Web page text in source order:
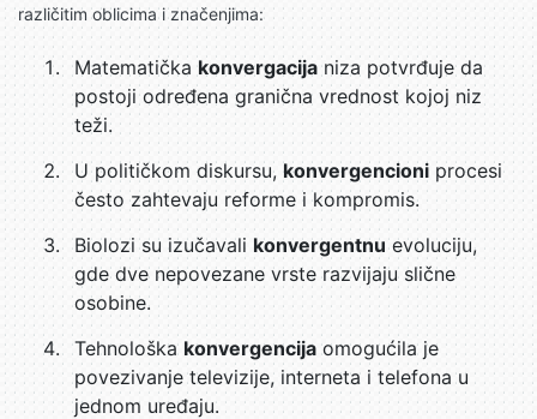
različitim oblicima i značenjima:
Matematičkakonvergacijaniza potvrđuje da
postoji određena granična vrednost kojoj niz
teži.
U političkom diskursu, konvergencioni procesi
često zahtevaju reforme i kompromis.
Biolozi su izučavali konvergentnuevoluciju,
gde dve nepovezane vrste razvijaju slične
osobine.
Tehnološka konvergencija omogućila je
povezivanje televizije, interneta i telefona u
jednom uređaju.